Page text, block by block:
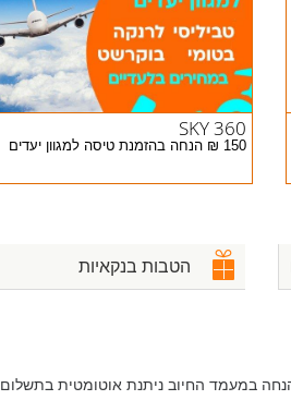
SKY 360
150 ₪ הנחה בהזמנת טיסה למגוון יעדים
הטבות בנקאיות
במעמד החיוב ניתנת אוטומטית בתשלום